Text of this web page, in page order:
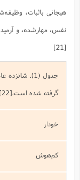
هیجانی باثبات،
نفس، مهارشده، و
جدول (1).
گرفته شده است.[22]
خودار
کم‌هوش